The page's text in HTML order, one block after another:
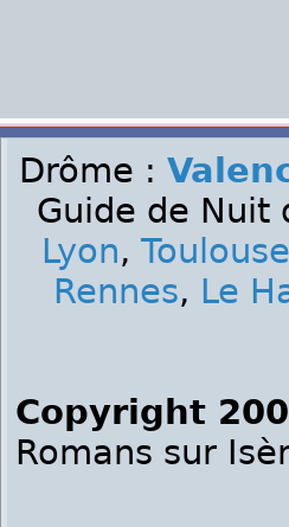
Drôme :
Guide de Nuit
Lyon, Toulouse
Rennes, Le
Copyright
Romans sur